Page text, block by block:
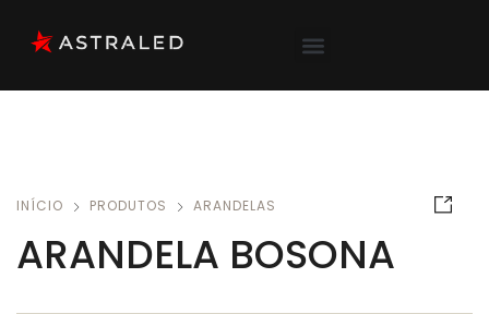
INÍCIO PRODUTOS ARANDELAS
ARANDELA BOSONA